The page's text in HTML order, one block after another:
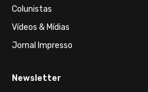
Colunistas
Vídeos & Mídias
Jornal Impresso
Newsletter